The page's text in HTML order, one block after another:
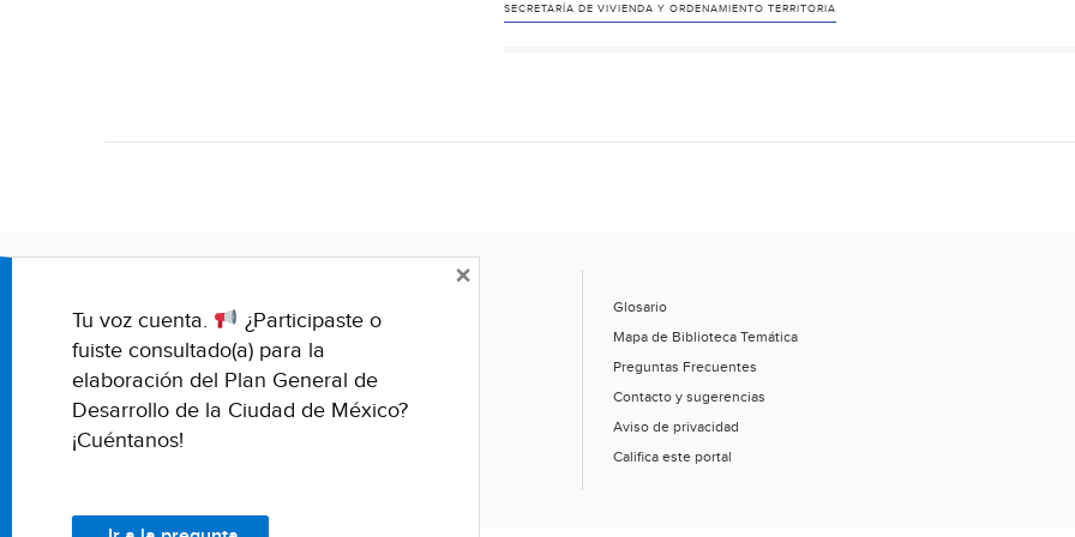
SECRETARÍA DE VIVIENDA Y ORDENAMIENTO TERRITORIA
Glosario
Mapa de Biblioteca Temática
Preguntas Frecuentes
Contacto y sugerencias
Aviso de privacidad
Califica este portal
Tu voz cuenta.
¿Participaste o
fuiste consultado(a) para la
elaboración del Plan General de
Desarrollo de la Ciudad de México?
¡Cuéntanos!
×